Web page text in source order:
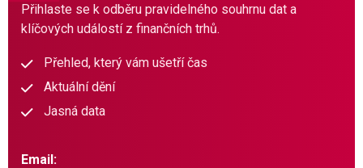
Přihlaste se k odběru pravidelného souhrnu dat a
klíčových událostí z finančních trhů.
Přehled, který vám ušetří čas
Aktuální dění
Jasná data
Email: